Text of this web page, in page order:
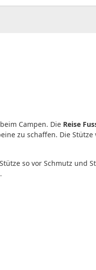
Campen. Die Reise
zu schaffen. Die
so vor Schmutz und